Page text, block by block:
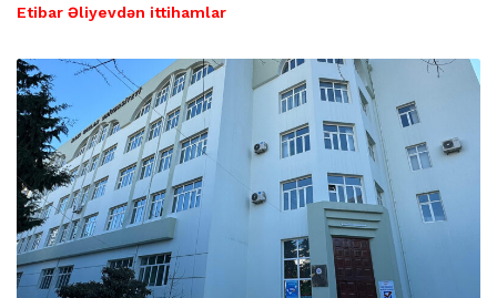
Etibar Əliyevdən ittihamlar